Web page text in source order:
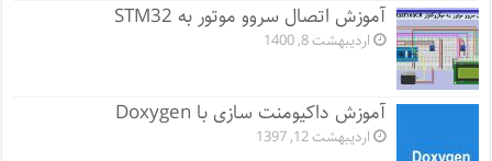
آموزش اتصال سروو موتور به STM32
اردیبهشت 8, 1400
آموزش داکیومنت سازی با Doxygen
اردیبهشت 12, 1397